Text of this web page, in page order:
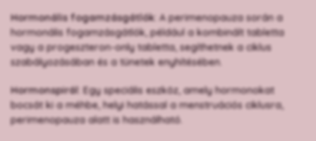
Hormonális fogamzásgátlók : A perimenopauza során a
hormonális fogamzásgátlók, például a kombinált tabletta
vagy a progeszteron-only tabletta, segíthetnek a ciklus
szabályozásában és a tünetek enyhítésében.
Hormonspirál : Egy speciális eszköz, amely hormonokat
bocsát ki a méhbe, helyi hatással a menstruációs ciklusra,
perimenopauza alatt is használható.